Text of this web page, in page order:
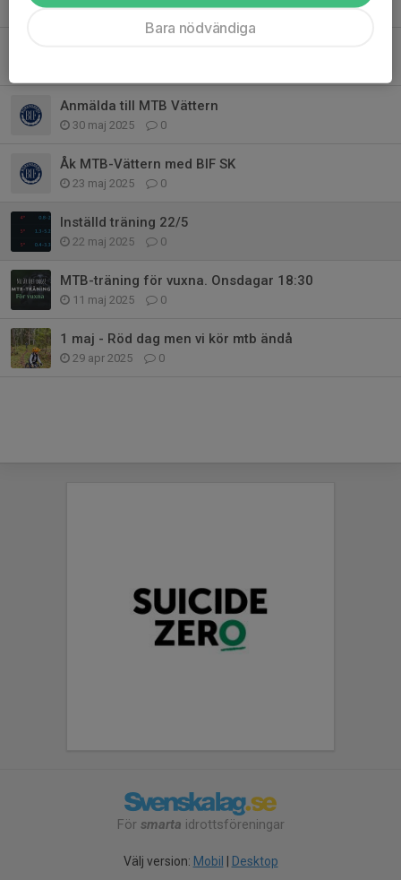
12 jul 2025 0
Anmälda till MTB Vättern
30 maj 2025 0
Åk MTB-Vättern med BIF SK
23 maj 2025 0
Inställd träning 22/5
22 maj 2025 0
MTB-träning för vuxna. Onsdagar 18:30
11 maj 2025 0
1 maj - Röd dag men vi kör mtb ändå
29 apr 2025 0
För smarta idrottsföreningar
Välj version: Mobil Desktop
Bara nödvändiga